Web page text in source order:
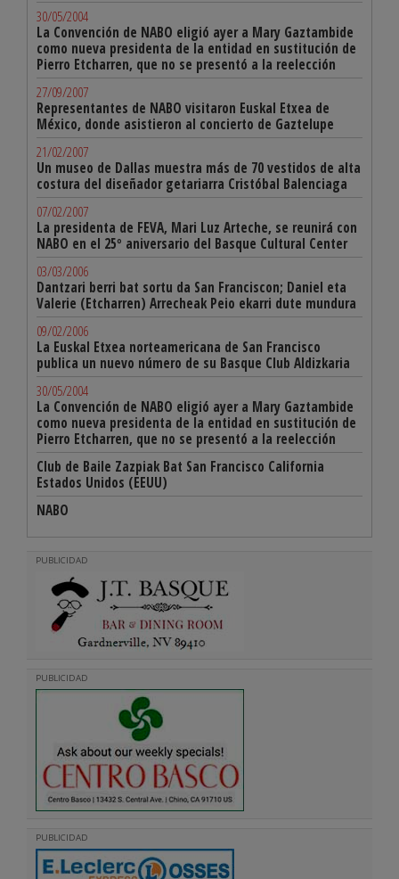
30/05/2004
La Convención de NABO eligió ayer a Mary Gaztambide
como nueva presidenta de la entidad en sustitución de
Pierro Etcharren, que no se presentó a la reelección
27/09/2007
Representantes de NABO visitaron Euskal Etxea de
México, donde asistieron al concierto de Gaztelupe
21/02/2007
Un museo de Dallas muestra más de 70 vestidos de alta
costura del diseñador getariarra Cristóbal Balenciaga
07/02/2007
La presidenta de FEVA, Mari Luz Arteche, se reunirá con
NABO en el 25º aniversario del Basque Cultural Center
03/03/2006
Dantzari berri bat sortu da San Franciscon; Daniel eta
Valerie (Etcharren) Arrecheak Peio ekarri dute mundura
09/02/2006
La Euskal Etxea norteamericana de San Francisco
publica un nuevo número de su Basque Club Aldizkaria
30/05/2004
La Convención de NABO eligió ayer a Mary Gaztambide
como nueva presidenta de la entidad en sustitución de
Pierro Etcharren, que no se presentó a la reelección
Club de Baile Zazpiak Bat San Francisco California
Estados Unidos (EEUU)
NABO
PUBLICIDAD
PUBLICIDAD
PUBLICIDAD